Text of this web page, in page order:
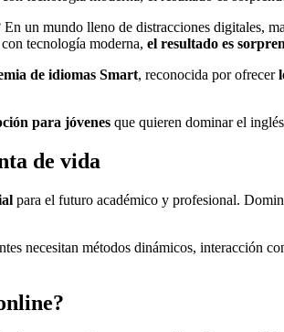
un mundo lleno de distracciones digitales,
tecnología moderna, el resultado es
de idiomas Smart, reconocida por ofrecer
para jóvenes que quieren dominar el
de vida
para el futuro académico y profesional.
necesitan métodos dinámicos, interacción